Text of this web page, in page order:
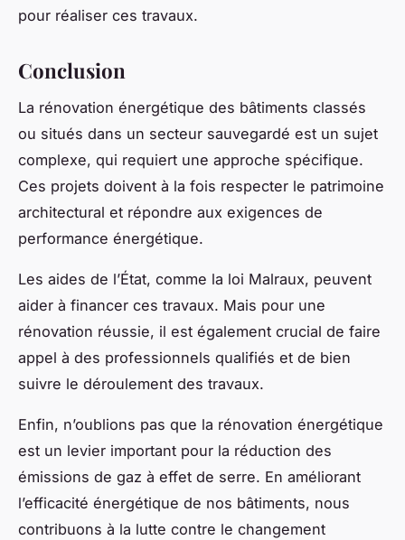
pour réaliser ces travaux.
Conclusion
La rénovation énergétique des bâtiments classés
ou situés dans un secteur sauvegardé est un sujet
complexe, qui requiert une approche spécifique.
Ces projets doivent à la fois respecter le patrimoine
architectural et répondre aux exigences de
performance énergétique.
Les aides de l’État, comme la loi Malraux, peuvent
aider à financer ces travaux. Mais pour une
rénovation réussie, il est également crucial de faire
appel à des professionnels qualifiés et de bien
suivre le déroulement des travaux.
Enfin, n’oublions pas que la rénovation énergétique
est un levier important pour la réduction des
émissions de gaz à effet de serre. En améliorant
l’efficacité énergétique de nos bâtiments, nous
contribuons à la lutte contre le changement